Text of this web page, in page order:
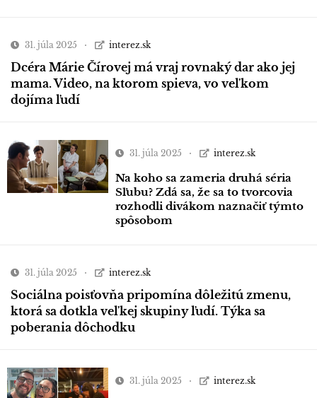
31. júla 2025 interez.sk
Dcéra Márie Čírovej má vraj rovnaký dar ako jej
mama. Video, na ktorom spieva, vo veľkom
dojíma ľudí
31. júla 2025 interez.sk
Na koho sa zameria druhá séria
Sľubu? Zdá sa, že sa to tvorcovia
rozhodli divákom naznačiť týmto
spôsobom
31. júla 2025 interez.sk
Sociálna poisťovňa pripomína dôležitú zmenu,
ktorá sa dotkla veľkej skupiny ľudí. Týka sa
poberania dôchodku
31. júla 2025 interez.sk